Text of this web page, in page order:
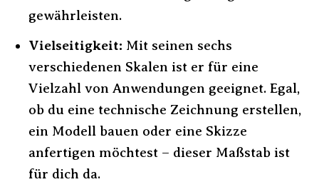
gewährleisten.
Vielseitigkeit: Mit seinen sechs
verschiedenen Skalen ist er für eine
Vielzahl von Anwendungen geeignet. Egal,
ob du eine technische Zeichnung erstellen,
ein Modell bauen oder eine Skizze
anfertigen möchtest – dieser Maßstab ist
für dich da.